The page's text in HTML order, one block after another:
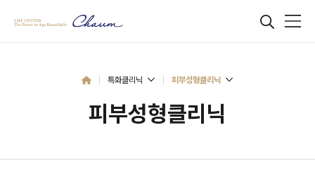
특화클리닉 피부성형클리닉
피부성형클리닉